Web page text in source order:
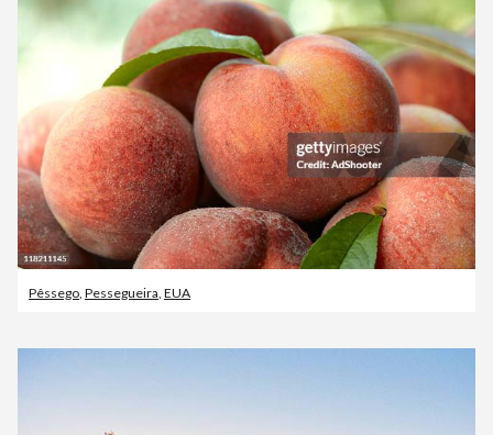
Pêssego Pessegueira EUA